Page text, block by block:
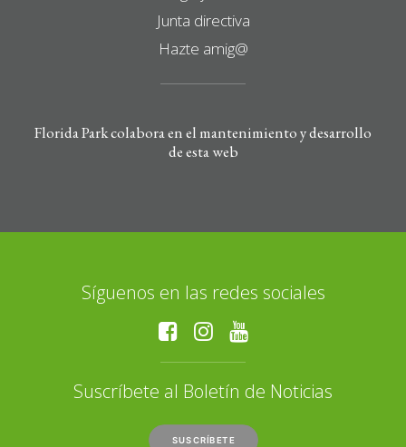
Junta directiva
Hazte amig@
Florida Park colabora en el mantenimiento y desarrollo
de esta web
Síguenos en las redes sociales
Suscríbete al Boletín de Noticias
SUSCRÍBETE